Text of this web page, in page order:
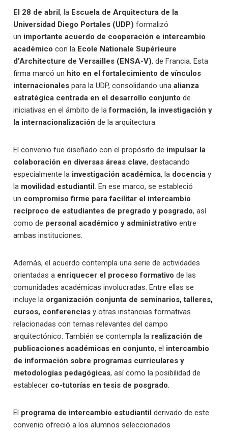
El 28 de abril, la Escuela de Arquitectura de la
Universidad Diego Portales (UDP) formalizó
un importante acuerdo de cooperación e intercambio
académico con la Ecole Nationale Supérieure
d’Architecture de Versailles (ENSA-V), de Francia. Esta
firma marcó un hito en el fortalecimiento de vínculos
internacionales para la UDP, consolidando unaalianza
estratégica centrada en el desarrollo conjunto de
iniciativas en el ámbito de laformación, la investigación y
la internacionalización de la arquitectura.
El convenio fue diseñado con el propósito de impulsar la
colaboración en diversas áreas clave, destacando
especialmente la investigación académica, la docencia y
la movilidad estudiantil. En ese marco, se estableció
un compromiso firme para facilitar el intercambio
recíproco de estudiantes de pregrado y posgrado, así
como de personal académico y administrativo entre
ambas instituciones.
Además, el acuerdo contempla una serie de actividades
orientadas a enriquecer el proceso formativo de las
comunidades académicas involucradas. Entre ellas se
incluye la organización conjunta de seminarios, talleres,
cursos, conferencias y otras instancias formativas
relacionadas con temas relevantes del campo
arquitectónico. También se contempla la realización de
publicaciones académicas en conjunto, el intercambio
de información sobre programas curriculares y
metodologías pedagógicas, así como la posibilidad de
establecer co-tutorías en tesis de posgrado.
El programa de intercambio estudiantil derivado de este
convenio ofreció a los alumnos seleccionados